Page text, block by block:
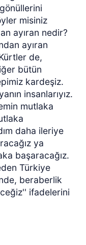
misiniz
ayıran nedir?
ayıran
de,
bütün
kardeşiz.
insanlarıyız.
mutlaka
daha ileriye
ya
başaracağız.
Türkiye
beraberlik
ifadelerini